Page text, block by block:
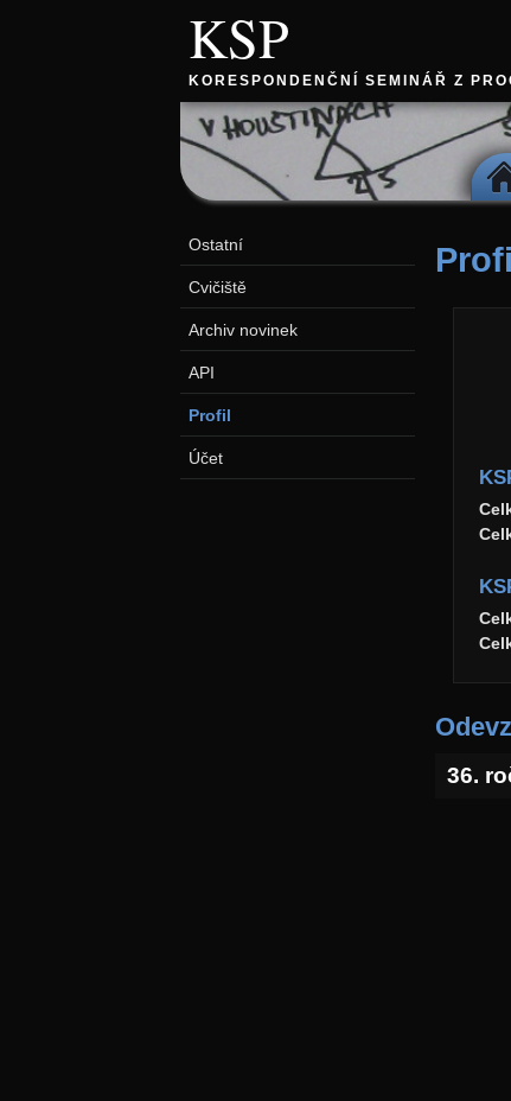
KSP
KORESPONDENČNÍ SEMINÁŘ Z
36.
Ostatní
Cvičiště
Archiv novinek
API
Profil
Účet